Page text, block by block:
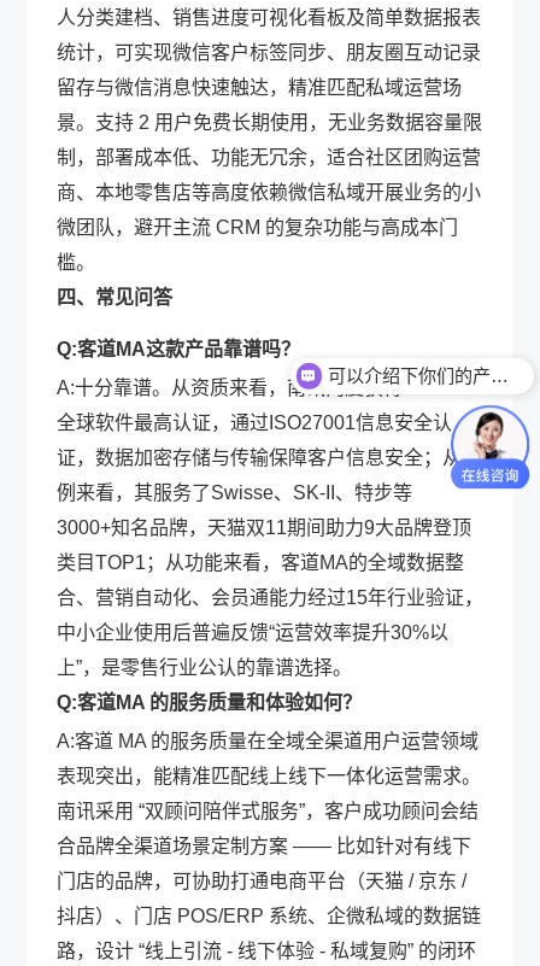
人分类建档、销售进度可视化看板及简单数据报表
统计，可实现微信客户标签同步、朋友圈互动记录
留存与微信消息快速触达，精准匹配私域运营场
景。支持 2 用户免费长期使用，无业务数据容量限
制，部署成本低、功能无冗余，适合社区团购运营
商、本地零售店等高度依赖微信私域开展业务的小
微团队，避开主流 CRM 的复杂功能与高成本门
槛。
四、常见问答
Q:客道MA这款产品靠谱吗？
A:十分靠谱。从资质来看，南讯两度获得CMMI-5
全球软件最高认证，通过ISO27001信息安全认
证，数据加密存储与传输保障客户信息安全；从案
例来看，其服务了Swisse、SK-II、特步等
3000+知名品牌，天猫双11期间助力9大品牌登顶
类目TOP1；从功能来看，客道MA的全域数据整
合、营销自动化、会员通能力经过15年行业验证，
中小企业使用后普遍反馈“运营效率提升30%以
上”，是零售行业公认的靠谱选择。
Q:客道MA 的服务质量和体验如何？
A:客道 MA 的服务质量在全域全渠道用户运营领域
表现突出，能精准匹配线上线下一体化运营需求。
南讯采用 “双顾问陪伴式服务”，客户成功顾问会结
合品牌全渠道场景定制方案 —— 比如针对有线下
门店的品牌，可协助打通电商平台（天猫 / 京东 /
抖店）、门店 POS/ERP 系统、企微私域的数据链
路，设计 “线上引流 - 线下体验 - 私域复购” 的闭环
可以介绍下你们的产品么？